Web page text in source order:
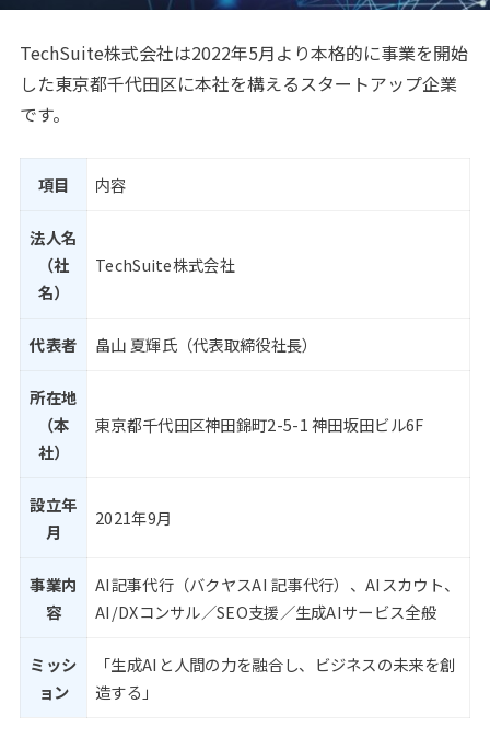
TechSuite株式会社は2022年5月より本格的に事業を開始
した東京都千代田区に本社を構えるスタートアップ企業
です。
項目 内容
法人名
（社
名）
TechSuite株式会社
代表者 畠山 夏輝氏（代表取締役社長）
所在地
（本
社）
東京都千代田区神田錦町2-5-1 神田坂田ビル6F
設立年
月
2021年9月
事業内
容
AI記事代行（バクヤスAI 記事代行）、AIスカウト、
AI/DXコンサル／SEO支援／生成AIサービス全般
ミッシ
ョン
「生成AIと人間の力を融合し、ビジネスの未来を創
造する」